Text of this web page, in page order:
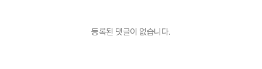
등록된 댓글이 없습니다.